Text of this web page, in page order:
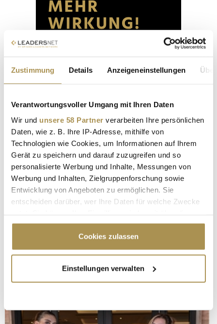
Zustimmung Details Anzeigeneinstellungen
Verantwortungsvoller Umgang mit Ihren Daten
Wir und unsere 58 Partner verarbeiten Ihre persönlichen
Daten, wie z. B. Ihre IP-Adresse, mithilfe von
Technologien wie Cookies, um Informationen auf Ihrem
Gerät zu speichern und darauf zuzugreifen und so
personalisierte Werbung und Inhalte, Messungen von
Werbung und Inhalten, Zielgruppenforschung sowie
Entwicklung von Angeboten zu ermöglichen. Sie
entscheiden darüber, wer Ihre Daten für welche Zwecke
Cookie-Erklärung oder durch Klicken auf das Privacy
Trigger Symbol ändern oder widerrufen
Informationen über Ihre geografische Lage
erfassen, welche bis auf einige Meter genau sein
bestimmten Merkmalen (Fingerprinting) identifizieren
Cookies zulassen
Einstellungen verwalten